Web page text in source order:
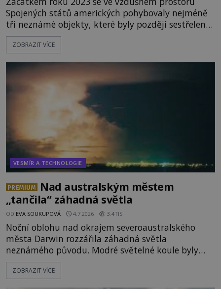
Spojených států amerických pohybovaly nejméně
tři neznámé objekty, které byly později sestřeleny.
Do dnešních dnů nebyly trosky těchto létajících
těles objeveny. Je možné, že šlo o nějaké nové
mimozemského původu? Dne 4. února roku 2023
vydává
ZOBRAZIT VÍCE
VESMÍR A TECHNOLOGIE
PREMIUM
Nad australským městem
„tančila“ záhadná světla
OD EVA SOUKUPOVÁ 4.7.2026 3.4TIS
Noční oblohu nad okrajem severoaustralského
města Darwin rozzářila záhadná světla
neznámého původu. Modré světelné koule byly
viditelné nejméně dvacet minut, během nichž se
opakovaně objevovaly a zase mizely. Svědek, který
ZOBRAZIT VÍCE